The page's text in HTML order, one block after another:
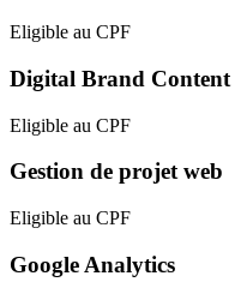
Eligible au CPF
Digital Brand Content
Eligible au CPF
Gestion de projet web
Eligible au CPF
Google Analytics